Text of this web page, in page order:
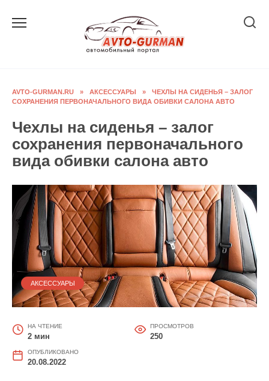
AVTO-GURMAN.RU » АКСЕССУАРЫ »
ЧЕХЛЫ НА СИДЕНЬЯ – ЗАЛОГ
СОХРАНЕНИЯ ПЕРВОНАЧАЛЬНОГО ВИДА ОБИВКИ САЛОНА АВТО
Чехлы на сиденья – залог
сохранения первоначального
вида обивки салона авто
АКСЕССУАРЫ
НА ЧТЕНИЕ
2 мин
ПРОСМОТРОВ
250
ОПУБЛИКОВАНО
20.08.2022